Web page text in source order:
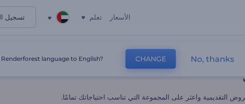
الأسعار تعلم تسجيل
التقديمية واعثر على المجموعة التي تناسب احتياجاتك تمامًا.
language to English? CHANGE No, thanks